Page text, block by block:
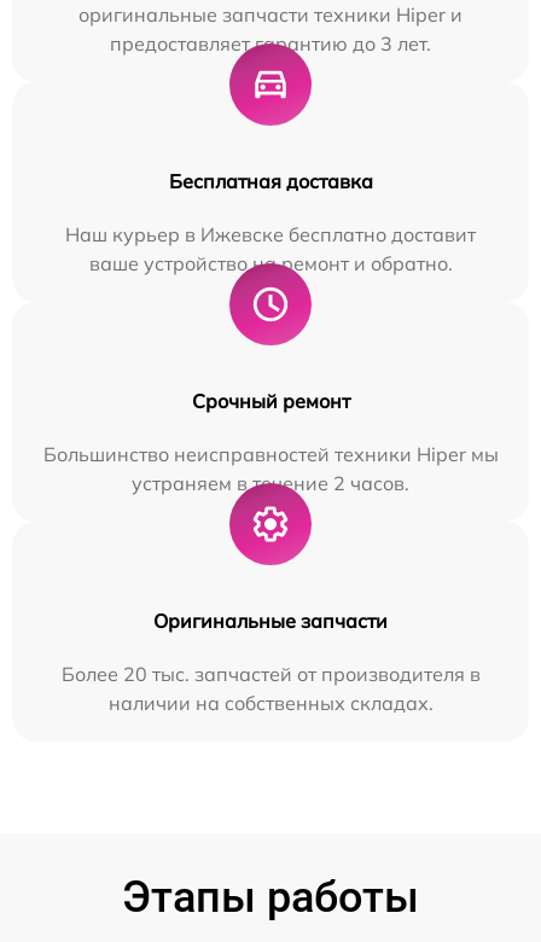
оригинальные запчасти техники Hiper и
предоставляет гарантию до 3 лет.
Бесплатная доставка
Наш курьер в Ижевске бесплатно доставит
ваше устройство на ремонт и обратно.
Срочный ремонт
Большинство неисправностей техники Hiper мы
устраняем в течение 2 часов.
Оригинальные запчасти
Более 20 тыс. запчастей от производителя в
наличии на собственных складах.
Этапы работы